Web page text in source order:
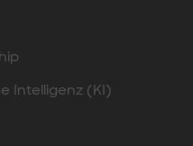
Intelligenz (KI)